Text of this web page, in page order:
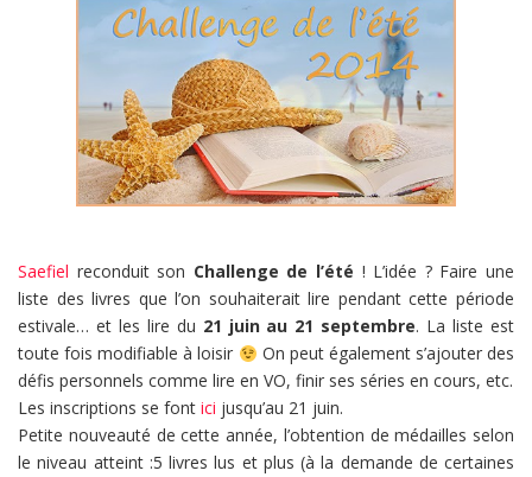
Saefiel reconduit son Challenge de l’été ! L’idée ? Faire une
liste des livres que l’on souhaiterait lire pendant cette période
estivale… et les lire du 21 juin au 21 septembre. La liste est
toute fois modifiable à loisir
On peut également s’ajouter des
défis personnels comme lire en VO, finir ses séries en cours, etc.
Les inscriptions se font ici jusqu’au 21 juin.
Petite nouveauté de cette année, l’obtention de médailles selon
le niveau atteint :5 livres lus et plus (à la demande de certaines